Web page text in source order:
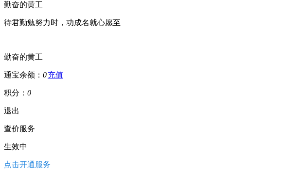
勤奋的黄工
待君勤勉努力时，功成名就心愿至
勤奋的黄工
通宝余额： 0充值
积分： 0
退出
查价服务
生效中
点击开通服务